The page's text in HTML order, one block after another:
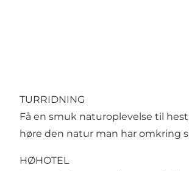
TURRIDNING
Få en smuk naturoplevelse til
høre den natur man har omkring
HØHOTEL